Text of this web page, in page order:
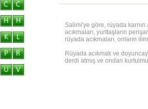
Salimi'ye göre, rüyada
acıkmaları, yurttaşların
rüyada acıkmaları, onların
Rüyada acıkmak ve
derdi atmış ve ondan